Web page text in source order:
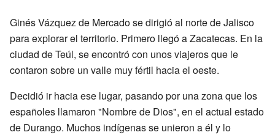
Ginés Vázquez de Mercado se dirigió al norte de Jalisco
para explorar el territorio. Primero llegó a Zacatecas. En la
ciudad de Teúl, se encontró con unos viajeros que le
contaron sobre un valle muy fértil hacia el oeste.
Decidió ir hacia ese lugar, pasando por una zona que los
españoles llamaron "Nombre de Dios", en el actual estado
de Durango. Muchos indígenas se unieron a él y lo